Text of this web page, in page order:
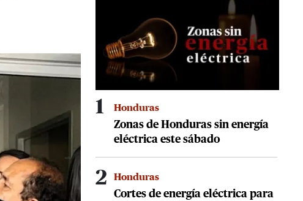
1 Honduras
Zonas de Honduras sin energía
eléctrica este sábado
2 Honduras
Cortes de energía eléctrica para